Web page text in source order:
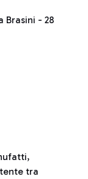
Brasini - 28
tra